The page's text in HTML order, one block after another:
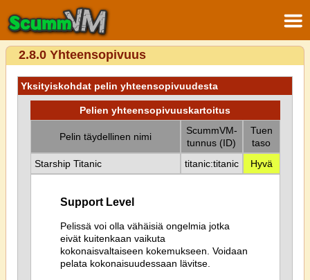
2.8.0 Yhteensopivuus
Yksityiskohdat pelin yhteensopivuudesta
Pelien yhteensopivuuskartoitus
Pelin täydellinen nimi
ScummVM-
tunnus (ID)
Tuen
taso
Starship Titanic
titanic:titanic Hyvä
Support Level
Pelissä voi olla vähäisiä ongelmia jotka
eivät kuitenkaan vaikuta
kokonaisvaltaiseen kokemukseen. Voidaan
pelata kokonaisuudessaan lävitse.